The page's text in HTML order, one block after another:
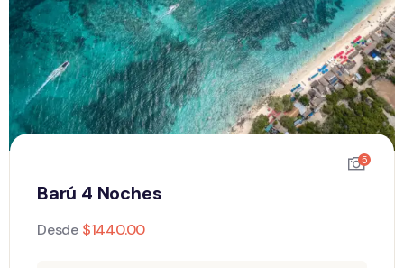
5
Barú 4 Noches
Desde $1440.00